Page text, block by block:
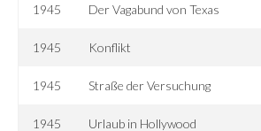
1945 Der Vagabund von Texas
1945 Konflikt
1945 Straße der Versuchung
1945 Urlaub in Hollywood